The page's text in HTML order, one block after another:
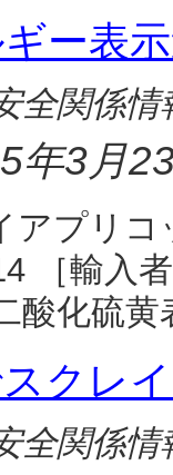
ー表
全関係情
年3月
アプリ
［輸入
酸化硫黄
クレ
全関係情